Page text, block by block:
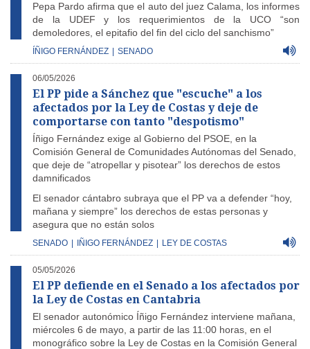
Pepa Pardo afirma que el auto del juez Calama, los informes
de la UDEF y los requerimientos de la UCO “son
demoledores, el epitafio del fin del ciclo del sanchismo”
ÍÑIGO FERNÁNDEZ SENADO
06/05/2026
El PP pide a Sánchez que "escuche" a los
afectados por la Ley de Costas y deje de
comportarse con tanto "despotismo"
Íñigo Fernández exige al Gobierno del PSOE, en la
Comisión General de Comunidades Autónomas del Senado,
que deje de “atropellar y pisotear” los derechos de estos
damnificados
El senador cántabro subraya que el PP va a defender “hoy,
mañana y siempre” los derechos de estas personas y
asegura que no están solos
SENADO IÑIGO FERNÁNDEZ LEY DE COSTAS
05/05/2026
El PP defiende en el Senado a los afectados por
la Ley de Costas en Cantabria
El senador autonómico Íñigo Fernández interviene mañana,
miércoles 6 de mayo, a partir de las 11:00 horas, en el
monográfico sobre la Ley de Costas en la Comisión General